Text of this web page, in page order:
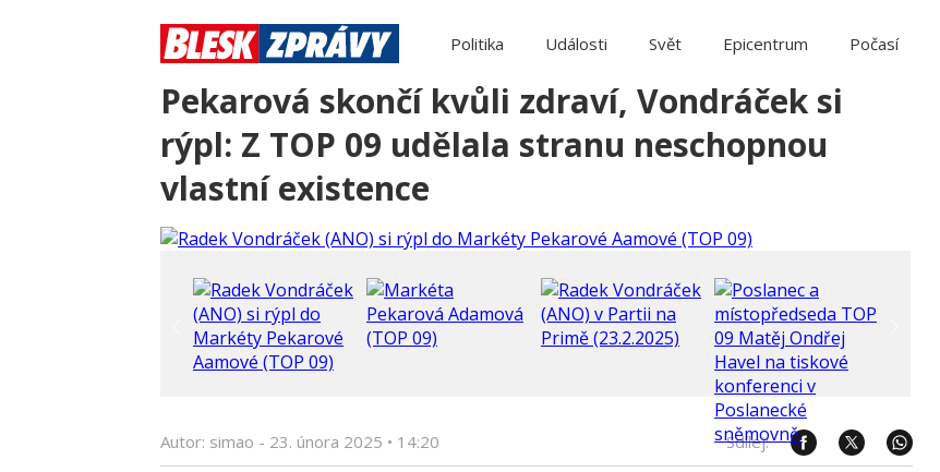
Politika Události Svět Epicentrum Počasí
Pekarová skončí kvůli zdraví, Vondráček si
rýpl: Z TOP 09 udělala stranu neschopnou
vlastní existence
Autor: simao - 23. února 2025 • 14:20 Sdílej: